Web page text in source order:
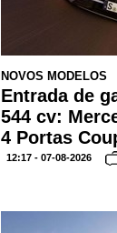
NOVOS MODELOS
Entrada de
544 cv:
4 Portas
12:17 - 07-08-2026